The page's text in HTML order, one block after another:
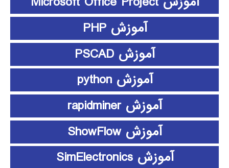
آموزش PHP
آموزش PSCAD
آموزش python
آموزش rapidminer
آموزش ShowFlow
آموزش SimElectronics